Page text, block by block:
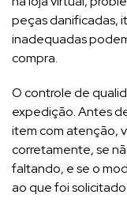
peças danificadas,
inadequadas
compra.
O controle de
expedição. Antes
item com atenção,
corretamente, se
faltando, e se o
ao que foi